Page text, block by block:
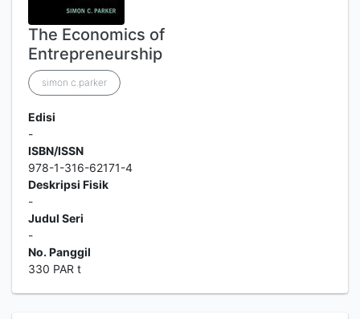
The Economics of
Entrepreneurship
simon c.parker
Edisi
-
ISBN/ISSN
978-1-316-62171-4
Deskripsi Fisik
-
Judul Seri
-
No. Panggil
330 PAR t